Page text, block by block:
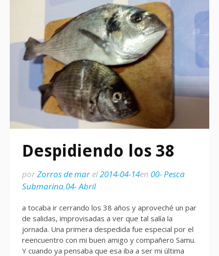
Despidiendo los 38
porZorros de marel2014-04-14en 00- Pesca
Submarina,04- Abril
a tocaba ir cerrando los 38 años y aproveché un par
de salidas, improvisadas a ver que tal salía la
jornada. Una primera despedida fue especial por el
reencuentro con mi buen amigo y compañero Samu.
Y cuando ya pensaba que esa iba a ser mi última